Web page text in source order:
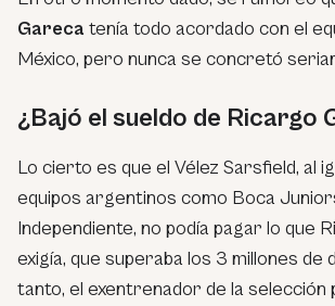
Gareca tenía todo acordado con el
México, pero nunca se concretó
¿Bajó el sueldo de Ricargo
Lo cierto es que el Vélez Sarsfield, al
equipos argentinos como Boca
Independiente, no podía pagar lo que
exigía, que superaba los 3 millones de
tanto, el exentrenador de la selección